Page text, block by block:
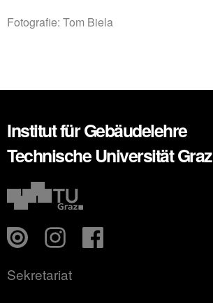
Fotografie: Tom Biela
Institut für Gebäudelehre
Technische Universität Graz
Sekretariat